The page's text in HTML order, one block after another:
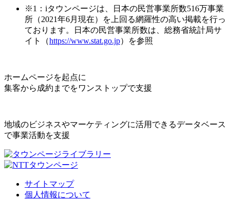
※1：iタウンページは、日本の民営事業所数516万事業
所（2021年6月現在）を上回る網羅性の高い掲載を行っ
ております。日本の民営事業所数は、総務省統計局サ
イト（https://www.stat.go.jp）を参照
ホームページを起点に
集客から成約までをワンストップで支援
地域のビジネスやマーケティングに活用できるデータベース
で事業活動を支援
サイトマップ
個人情報について